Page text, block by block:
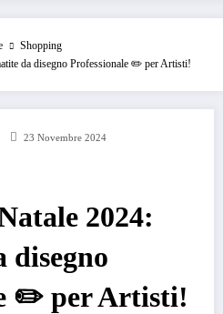
Shopping
da disegno Professionale ✏️ per Artisti!
23 Novembre 2024
2024:
disegno
✏️ per Artisti!